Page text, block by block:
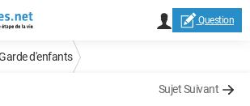
Question
d'enfants
Sujet Suivant